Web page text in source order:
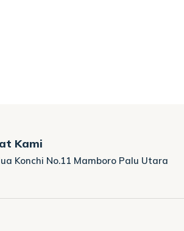
Kami
Konchi No.11 Mamboro Palu Utara